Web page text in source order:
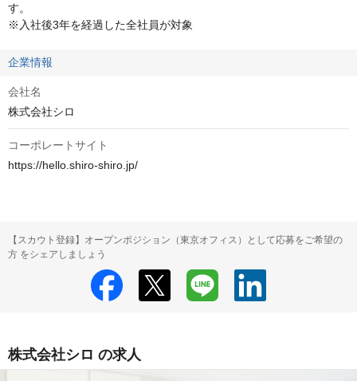
す。
※入社後3年を経過した全社員が対象
企業情報
会社名
株式会社シロ
コーポレートサイト
https://hello.shiro-shiro.jp/
【スカウト登録】オープンポジション（東京オフィス）として応募をご希望の
方 をシェアしましょう
株式会社シロ の求人